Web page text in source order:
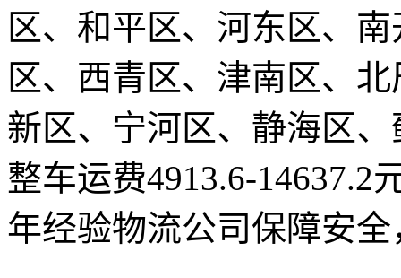
区、和平区、河东区、
区、西青区、津南区、
新区、宁河区、静海区
整车运费4913.6-14637.2
年经验物流公司保障安